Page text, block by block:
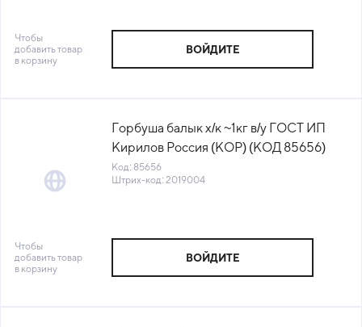
Чтобы
добавить товар
в корзину
ВОЙДИТЕ
Горбуша балык х/к ~1кг в/у ГОСТ ИП
Кирилов Россия (КОР) (КОД 85656)
(0°С)
Код: 85656
Штрих-код: 2019004
Чтобы
добавить товар
в корзину
ВОЙДИТЕ